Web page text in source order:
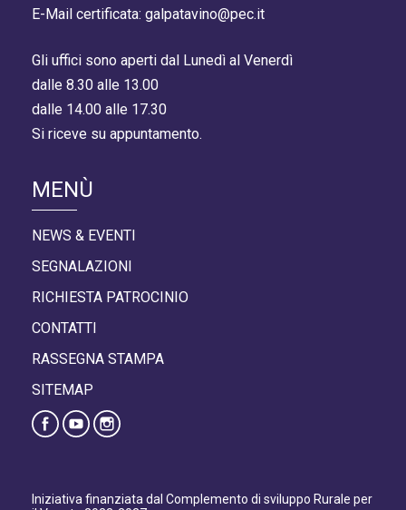
E-Mail certificata: galpatavino@pec.it
Gli uffici sono aperti dal Lunedì al Venerdì
dalle 8.30 alle 13.00
dalle 14.00 alle 17.30
Si riceve su appuntamento.
MENÙ
NEWS & EVENTI
SEGNALAZIONI
RICHIESTA PATROCINIO
CONTATTI
RASSEGNA STAMPA
SITEMAP
Iniziativa finanziata dal Complemento di sviluppo Rurale per